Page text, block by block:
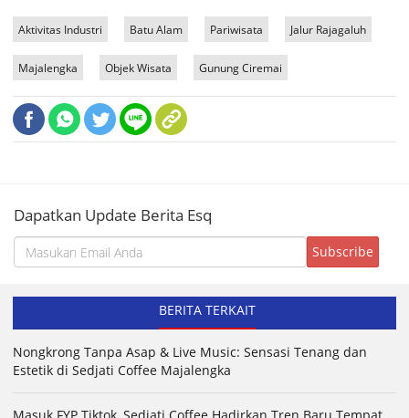
Aktivitas Industri Batu Alam Pariwisata Jalur Rajagaluh
Majalengka Objek Wisata Gunung Ciremai
Dapatkan Update Berita Esq
BERITA TERKAIT
Nongkrong Tanpa Asap & Live Music: Sensasi Tenang dan
Estetik di Sedjati Coffee Majalengka